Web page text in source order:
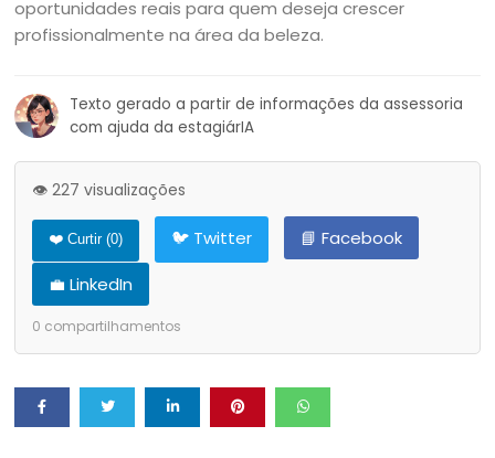
oportunidades reais para quem deseja crescer
profissionalmente na área da beleza.
Texto gerado a partir de informações da assessoria
com ajuda da estagiárIA
👁️ 227 visualizações
❤️ Curtir (0) 🐦 Twitter
📘 Facebook
💼 LinkedIn
0 compartilhamentos